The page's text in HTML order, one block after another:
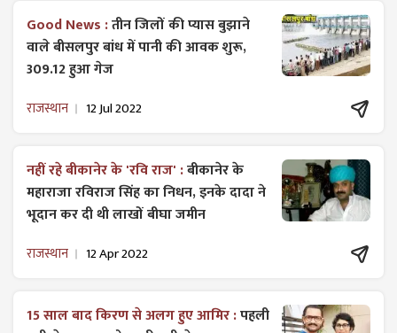
Good News :तीन जिलों की प्यास बुझाने
वाले बीसलपुर बांध में पानी की आवक शुरू,
309.12 हुआ गेज
राजस्थान 12 Jul 2022
नहीं रहे बीकानेर के 'रवि राज' :बीकानेर के
महाराजा रविराज सिंह का निधन, इनके दादा ने
भूदान कर दी थी लाखों बीघा जमीन
राजस्थान 12 Apr 2022
15 साल बाद किरण से अलग हुए आमिर :पहली